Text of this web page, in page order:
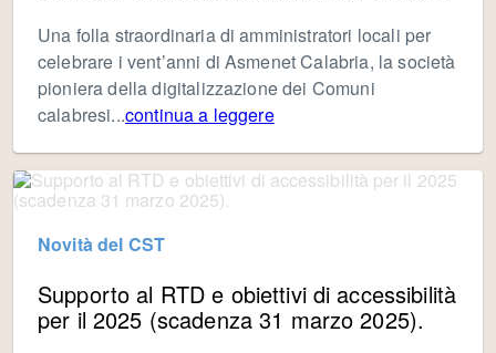
Una folla straordinaria di amministratori locali per
celebrare i vent’anni di Asmenet Calabria, la società
pioniera della digitalizzazione dei Comuni
calabresi...continua a leggere
Novità del CST
Supporto al RTD e obiettivi di accessibilità
per il 2025 (scadenza 31 marzo 2025).